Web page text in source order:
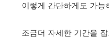
이렇게 간단하게도 가능
조금더 자세한 기간을